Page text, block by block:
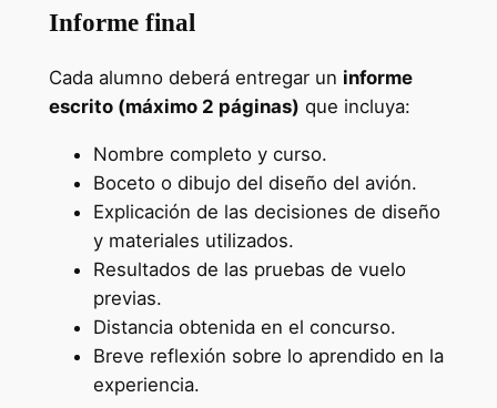
Informe final
Cada alumno deberá entregar un informe
escrito (máximo 2 páginas) que incluya:
Nombre completo y curso.
Boceto o dibujo del diseño del avión.
Explicación de las decisiones de diseño
y materiales utilizados.
Resultados de las pruebas de vuelo
previas.
Distancia obtenida en el concurso.
Breve reflexión sobre lo aprendido en la
experiencia.